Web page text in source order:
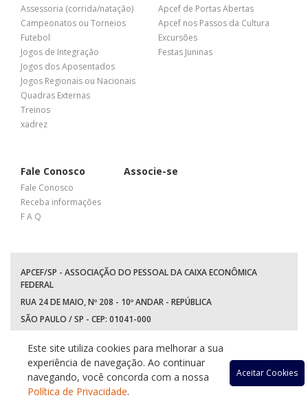
Assessoria (corrida/natação)
Campeonatos ou Torneios
Futebol
Jogos de Integração
Jogos dos Aposentados
Jogos Regionais ou Nacionais
Quadras Externas
Treinos
xadrez
Apcef de Portas Abertas
Apcef nos Passos da Cultura
Excursões
Festas Juninas
Fale Conosco
Fale Conosco
Receba informações
F A Q
Associe-se
APCEF/SP - ASSOCIAÇÃO DO PESSOAL DA CAIXA ECONÔMICA
FEDERAL
RUA 24 DE MAIO, Nº 208 - 10º ANDAR - REPÚBLICA
SÃO PAULO / SP - CEP: 01041-000
WhatsApp: (11) 94597-5758
Acessar
Acessar
Este site utiliza cookies para melhorar a sua
experiência de navegação. Ao continuar
navegando, você concorda com a nossa
Política de Privacidade.
Aceitar Cookies